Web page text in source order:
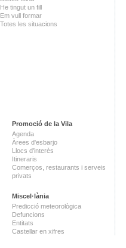
He tingut un fill
Em vull formar
Totes les situacions
Promoció de la Vila
Agenda
Àrees d'esbarjo
Llocs d'interès
Itineraris
Comerços, restaurants i serveis
privats
Miscel·lània
Predicció meteorològica
Defuncions
Entitats
Castellar en xifres